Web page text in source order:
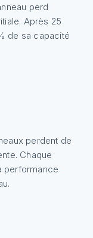
perd
Après 25
de sa capacité
perdent de
Chaque
performance